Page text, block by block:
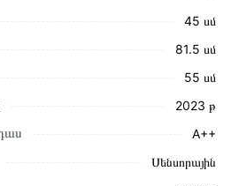
սեղմեք
45 սմ
81.5 սմ
55 սմ
2023 թ
A++
Սենսորային